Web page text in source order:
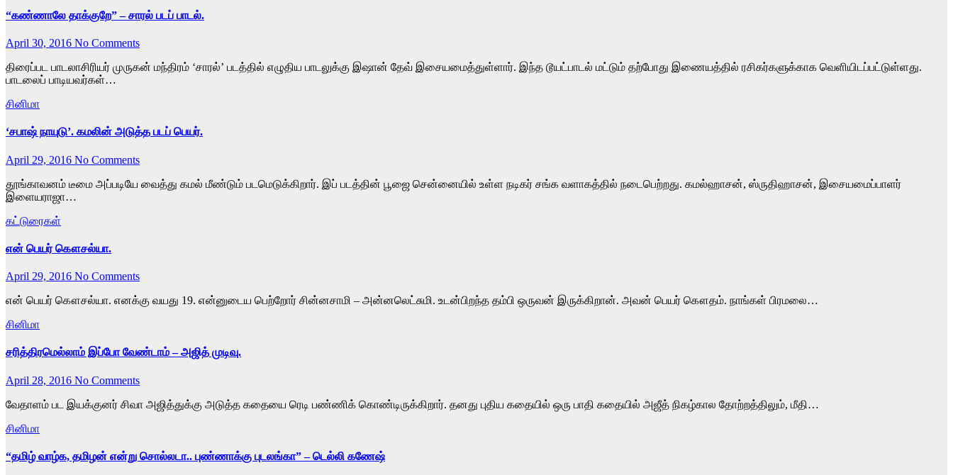
“கண்ணாலே தாக்குறே” – சாரல் படப் பாடல்.
April 30, 2016 No Comments
திரைப்பட பாடலாசிரியர் முருகன் மந்திரம் ‘சாரல்’ படத்தில் எழுதிய பாடலுக்கு இஷான் தேவ் இசையமைத்துள்ளார். இந்த டூயட்பாடல் மட்டும் தற்போது இணையத்தில் ரசிகர்களுக்காக வெளியிடப்பட்டுள்ளது.
பாடலைப் பாடியவர்கள்…
சினிமா
‘சபாஷ் நாயுடு’. கமலின் அடுத்த படப் பெயர்.
April 29, 2016 No Comments
தூங்காவனம் டீமை அப்படியே வைத்து கமல் மீண்டும் படமெடுக்கிறார். இப் படத்தின் பூஜை சென்னையில் உள்ள நடிகர் சங்க வளாகத்தில் நடைபெற்றது. கமல்ஹாசன், ஸ்ருதிஹாசன், இசையமைப்பாளர்
இளையராஜா…
கட்டுரைகள்
என் பெயர் கௌசல்யா.
April 29, 2016 No Comments
என் பெயர் கௌசல்யா. எனக்கு வயது 19. என்னுடைய பெற்றோர் சின்னசாமி – அன்னலெட்சுமி. உடன்பிறந்த தம்பி ஒருவன் இருக்கிறான். அவன் பெயர் கௌதம். நாங்கள் பிரமலை…
சினிமா
சரித்திரமெல்லாம் இப்போ வேண்டாம் – அஜித் முடிவு.
April 28, 2016 No Comments
வேதாளம் பட இயக்குனர் சிவா அஜித்துக்கு அடுத்த கதையை ரெடி பண்ணிக் கொண்டிருக்கிறார். தனது புதிய கதையில் ஒரு பாதி கதையில் அஜீத் நிகழ்கால தோற்றத்திலும், மீதி…
சினிமா
“தமிழ் வாழ்க, தமிழன் என்று சொல்லடா.. புண்ணாக்கு புடலங்கா” – டெல்லி கணேஷ்